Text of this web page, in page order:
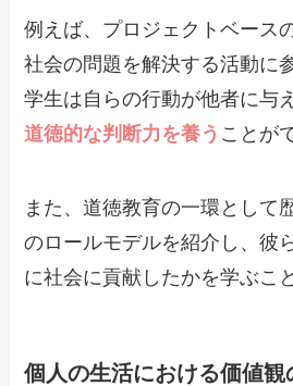
例えば、プロジェクトベース
社会の問題を解決する活動に
学生は自らの行動が他者に与
道徳的な判断力を養う ことが
また、道徳教育の一環として
のロールモデルを紹介し、彼
に社会に貢献したかを学ぶこ
個人の生活における価値観